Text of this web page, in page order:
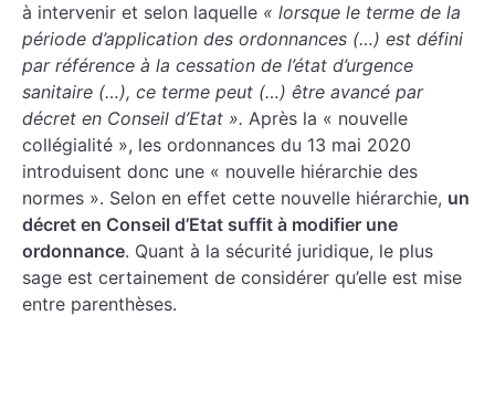
à intervenir et selon laquelle « lorsque le terme de la
période d’application des ordonnances (…) est défini
par référence à la cessation de l’état d’urgence
sanitaire (…), ce terme peut (…) être avancé par
décret en Conseil d’Etat ». Après la « nouvelle
collégialité », les ordonnances du 13 mai 2020
introduisent donc une « nouvelle hiérarchie des
normes ». Selon en effet cette nouvelle hiérarchie, un
décret en Conseil d’Etat suffit à modifier une
ordonnance. Quant à la sécurité juridique, le plus
sage est certainement de considérer qu’elle est mise
entre parenthèses.